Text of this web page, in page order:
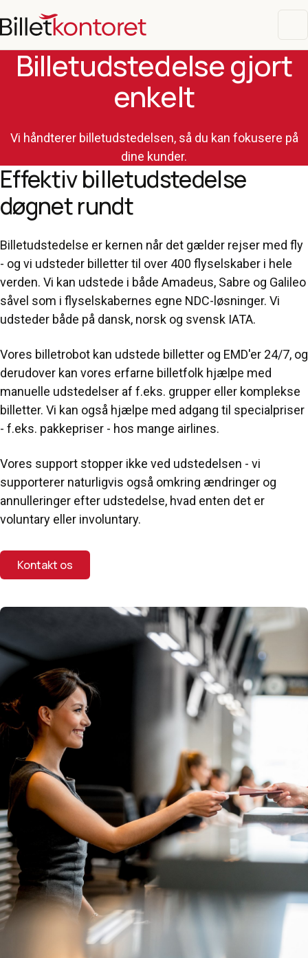
Billetudstedelse gjort
enkelt
Vi håndterer billetudstedelsen, så du kan fokusere på
dine kunder.
Effektiv billetudstedelse
døgnet rundt
Billetudstedelse er kernen når det gælder rejser med fly
- og vi udsteder billetter til over 400 flyselskaber i hele
verden. Vi kan udstede i både Amadeus, Sabre og Galileo
såvel som i flyselskabernes egne NDC-løsninger. Vi
udsteder både på dansk, norsk og svensk IATA.
Vores billetrobot kan udstede billetter og EMD'er 24/7, og
derudover kan vores erfarne billetfolk hjælpe med
manuelle udstedelser af f.eks. grupper eller komplekse
billetter. Vi kan også hjælpe med adgang til specialpriser
- f.eks. pakkepriser - hos mange airlines.
Vores support stopper ikke ved udstedelsen - vi
supporterer naturligvis også omkring ændringer og
annulleringer efter udstedelse, hvad enten det er
voluntary eller involuntary.
Kontakt os